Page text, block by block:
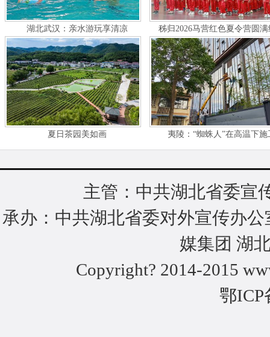
湖北武汉：亲水游玩享清凉 秭归2026马营红色夏令营圆
夏日茶园美如画 夷陵：“蜘蛛人”在高温下施
主管：中共湖北省委宣
承办：中共湖北省委对外宣传办
媒集团 湖
Copyright? 2014-2015
鄂ICP